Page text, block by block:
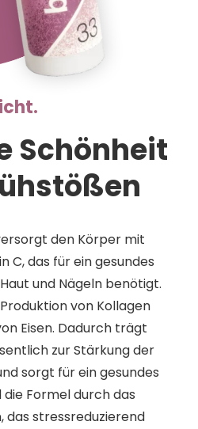
Schönheit
den Körper mit
C, das für ein gesundes
und Nägeln benötigt.
von Kollagen
Eisen. Dadurch trägt
zur Stärkung der
sorgt für ein gesundes
Formel durch das
das stressreduzierend